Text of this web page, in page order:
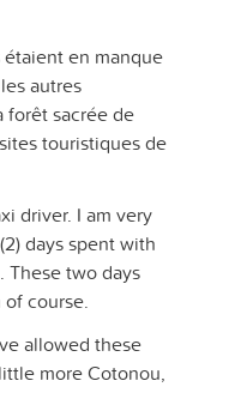
en manque
autres
forêt sacrée de
touristiques de
driver. I am very
days spent with
These two days
course.
allowed these
more Cotonou,